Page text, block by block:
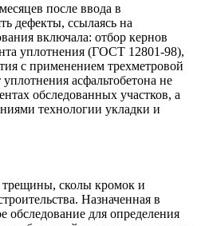
после ввода в
дефекты, ссылаясь на
включала: отбор кернов
уплотнения (ГОСТ 12801-98),
с применением трехметровой
асфальтобетона не
обследованных участков, а
технологии укладки и
трещины, сколы кромок и
Назначенная в
обследование для определения